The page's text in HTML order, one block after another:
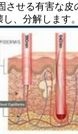
させる有害な
、分解します。